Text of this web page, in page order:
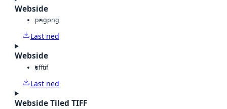
Webside
pngpng
Last ned
Webside
tifftif
Last ned
Webside Tiled TIFF